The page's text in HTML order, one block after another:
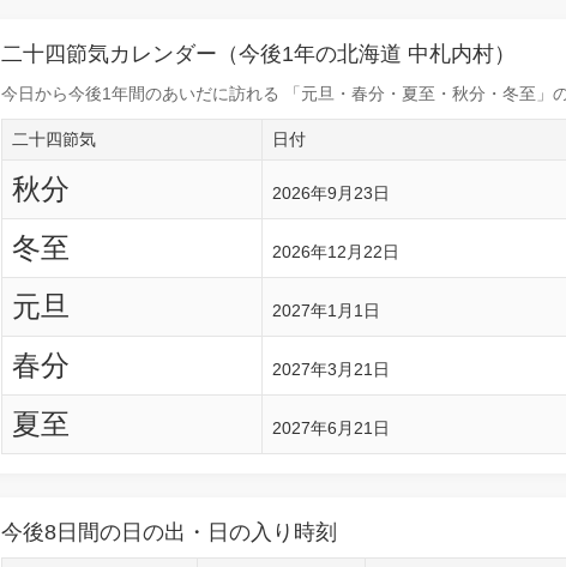
二十四節気カレンダー（今後1年の北海道 中札内村）
今日から今後1年間のあいだに訪れる 「元旦・春分・夏至・秋分・冬至」
二十四節気 日付
秋分 2026年9月23日
冬至
2026年12月22日
元旦
2027年1月1日
春分
2027年3月21日
夏至
2027年6月21日
今後8日間の日の出・日の入り時刻